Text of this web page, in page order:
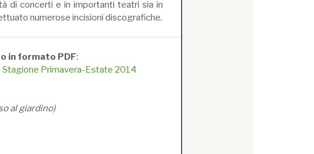
di concerti e in importanti teatri sia in
numerose incisioni discografiche.
in formato PDF:
Stagione Primavera-Estate 2014
al giardino)